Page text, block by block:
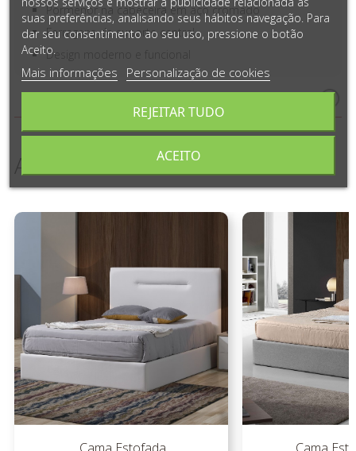
Pormenor na cabeceira em aço cromado
Ferragens de suporte central
Design moderno e funcional
ARTIGOS COMPLEMENTARES
suas preferências, analisando seus hábitos navegação. Para
dar seu consentimento ao seu uso, pressione o botão
Aceito.
Mais informações Personalização de cookies
REJEITAR TUDO
ACEITO